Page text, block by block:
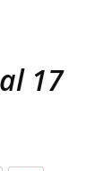
17